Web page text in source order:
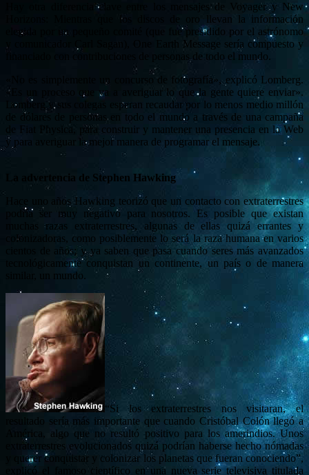
Hay otra diferencia clave entre los mensajes de Voyager y New
Horizons: Mientras que los discos de oro llevan la información
elegida por un pequeño comité (que fue presidido por el astrónomo
y comunicador Carl Sagan), One Earth Message sería compuesto y
financiado con contribuciones de personas de todo el mundo.
«No es simplemente un concurso de fotografía», explicó Lomberg.
«Es un proceso que va a averiguar lo que la gente quiere enviar».
Lomberg y sus colegas esperan recaudar por lo menos medio millón
de dólares de personas en todo el mundo a través de una campaña
de Fiat Physica, para construir y mantener una presencia en la Web
y para averiguar la mejor manera de programar el mensaje.
La advertencia de Stephen Hawking
Hace uno años Hawking teorizó que un contacto con extraterrestres
podría ser muy negativo para nosotros. Es posible que existan
muchas razas extraterrestres, algunas de ellas quizá errantes y
colonizadoras, como posiblemente lo será la raza humana en varios
cientos de años; y ya saben que pasa cuando seres más avanzados
tecnológicamente conquistan un continente, un país o de manera
similar, un mundo.
“Si los extraterrestres nos visitaran, el
resultado sería más importante que cuando Cristóbal Colón llegó a
América, algo que no resultó positivo para los amerindios. Unos
extraterrestres evolucionados quizá podrían haberse hecho nómadas
y querer conquistar y colonizar los planetas que fueran conociendo”,
explicó el famoso científico en una nueva serie televisiva titulada